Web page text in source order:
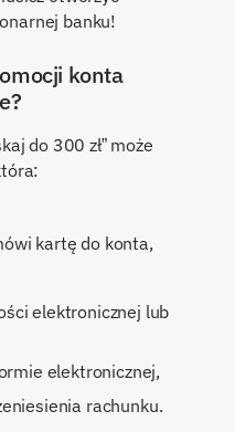
banku!
konta
do 300 zł” może
kartę do konta,
elektronicznej lub
elektronicznej,
rachunku.